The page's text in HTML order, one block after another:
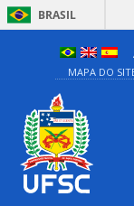
BRASIL
MAPA DO